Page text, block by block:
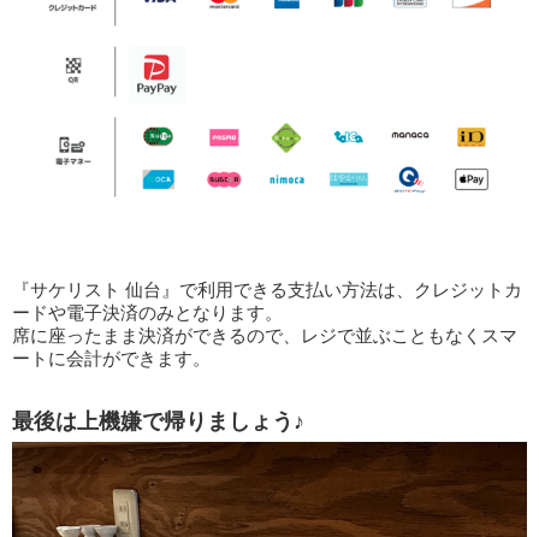
『サケリスト 仙台』で利用できる支払い方法は、クレジットカ
ードや電子決済のみとなります。
席に座ったまま決済ができるので、レジで並ぶこともなくスマ
ートに会計ができます。
最後は上機嫌で帰りましょう♪